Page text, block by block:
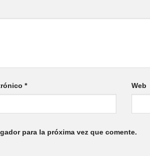
* Web
para la próxima vez que comente.